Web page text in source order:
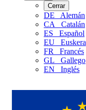
Cerrar
DE
Alemán
CA
Catalán
ES
Español
EU
Euskera
FR
Francés
GL
Gallego
EN
Inglés